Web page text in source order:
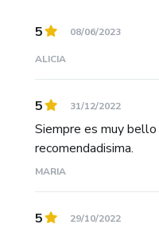
5 08/06/2023
ALICIA
5 31/12/2022
Siempre es muy
recomendadisima.
MARIA
5 29/10/2022